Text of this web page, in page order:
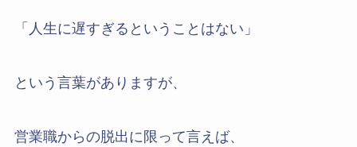
「人生に遅すぎるということはない」
という言葉がありますが、
営業職からの脱出に限って言えば、